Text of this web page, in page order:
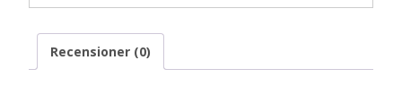
Recensioner (0)